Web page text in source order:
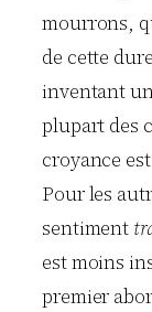
mourrons,
de cette
inventant
plupart des
croyance
Pour les
sentiment
est moins
premier